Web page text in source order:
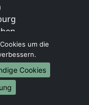
am Main
um die
Cookies